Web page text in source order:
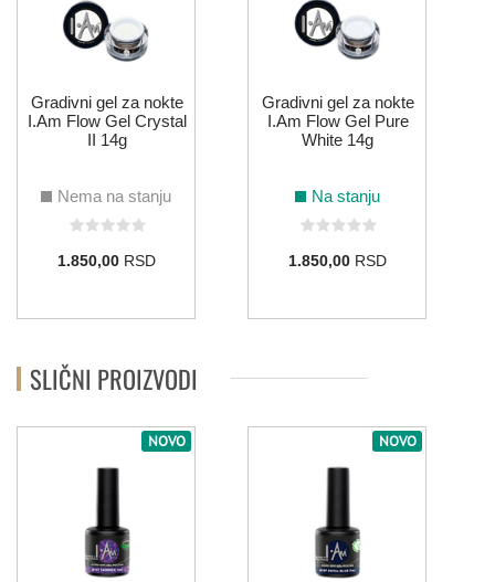
108 155
075 214
Gradivni gel za nokte
I.Am Flow Gel Crystal
II 14g
Nema na stanju
1.850,00RSD
Gradivni gel za nokte
I.Am Flow Gel Pure
White 14g
Na stanju
1.850,00RSD
SLIČNI PROIZVODI
NOVO NOVO